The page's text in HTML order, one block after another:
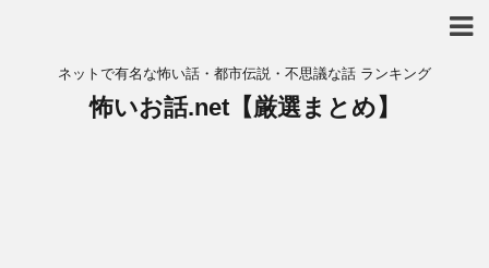
ネットで有名な怖い話・都市伝説・不思議な話 ランキング
怖いお話.net【厳選まとめ】